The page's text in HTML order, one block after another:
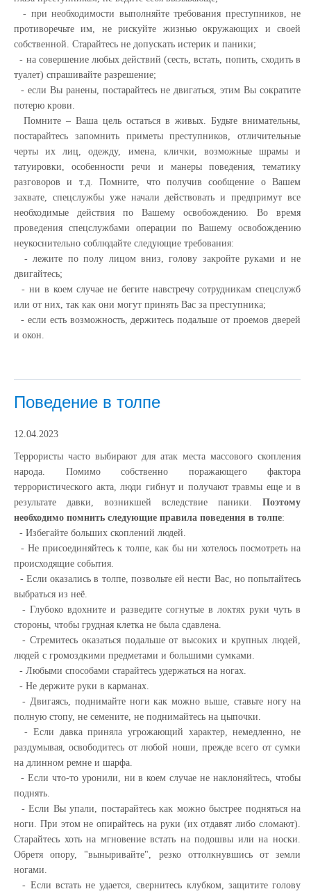
- при необходимости выполняйте требования преступников, не
противоречьте им, не рискуйте жизнью окружающих и своей
собственной. Старайтесь не допускать истерик и паники;
- на совершение любых действий (сесть, встать, попить, сходить в
туалет) спрашивайте разрешение;
- если Вы ранены, постарайтесь не двигаться, этим Вы сократите
потерю крови.
Помните – Ваша цель остаться в живых. Будьте внимательны,
постарайтесь запомнить приметы преступников, отличительные
черты их лиц, одежду, имена, клички, возможные шрамы и
татуировки, особенности речи и манеры поведения, тематику
разговоров и т.д. Помните, что получив сообщение о Вашем
захвате, спецслужбы уже начали действовать и предпримут все
необходимые действия по Вашему освобождению. Во время
проведения спецслужбами операции по Вашему освобождению
неукоснительно соблюдайте следующие требования:
- лежите по полу лицом вниз, голову закройте руками и не
двигайтесь;
- ни в коем случае не бегите навстречу сотрудникам спецслужб
или от них, так как они могут принять Вас за преступника;
- если есть возможность, держитесь подальше от проемов дверей
и окон.
Поведение в толпе
12.04.2023
Террористы часто выбирают для атак места массового скопления
народа. Помимо собственно поражающего фактора
террористического акта, люди гибнут и получают травмы еще и в
результате давки, возникшей вследствие паники. Поэтому
необходимо помнить следующие правила поведения в толпе:
- Избегайте больших скоплений людей.
- Не присоединяйтесь к толпе, как бы ни хотелось посмотреть на
происходящие события.
- Если оказались в толпе, позвольте ей нести Вас, но попытайтесь
выбраться из неё.
- Глубоко вдохните и разведите согнутые в локтях руки чуть в
стороны, чтобы грудная клетка не была сдавлена.
- Стремитесь оказаться подальше от высоких и крупных людей,
людей с громоздкими предметами и большими сумками.
- Любыми способами старайтесь удержаться на ногах.
- Не держите руки в карманах.
- Двигаясь, поднимайте ноги как можно выше, ставьте ногу на
полную стопу, не семените, не поднимайтесь на цыпочки.
- Если давка приняла угрожающий характер, немедленно, не
раздумывая, освободитесь от любой ноши, прежде всего от сумки
на длинном ремне и шарфа.
- Если что-то уронили, ни в коем случае не наклоняйтесь, чтобы
поднять.
- Если Вы упали, постарайтесь как можно быстрее подняться на
ноги. При этом не опирайтесь на руки (их отдавят либо сломают).
Старайтесь хоть на мгновение встать на подошвы или на носки.
Обретя опору, "выныривайте", резко оттолкнувшись от земли
ногами.
- Если встать не удается, свернитесь клубком, защитите голову